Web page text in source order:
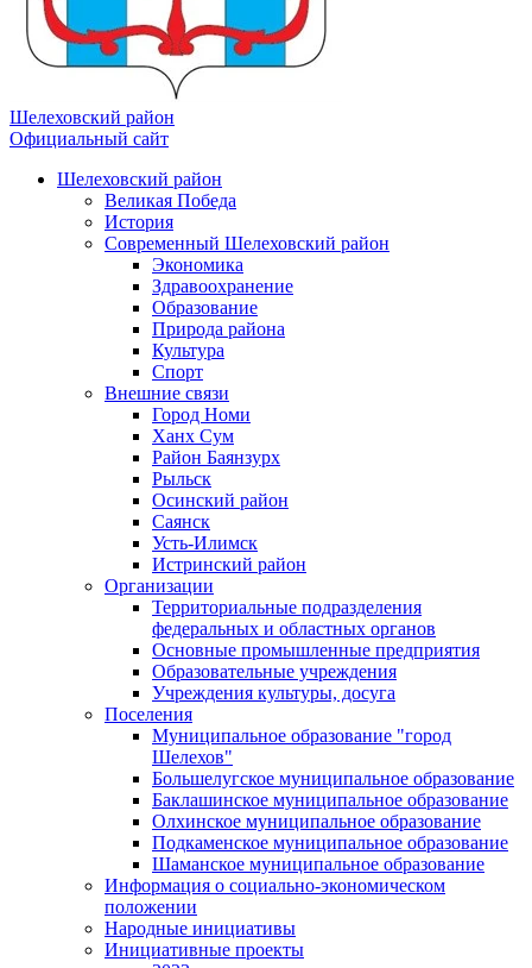
Шелеховский район
Официальный сайт
Шелеховский район
Великая Победа
История
Современный Шелеховский район
Экономика
Здравоохранение
Образование
Природа района
Культура
Спорт
Внешние связи
Город Номи
Ханх Сум
Район Баянзурх
Рыльск
Осинский район
Саянск
Усть-Илимск
Истринский район
Организации
Территориальные подразделения
федеральных и областных органов
Основные промышленные предприятия
Образовательные учреждения
Учреждения культуры, досуга
Поселения
Муниципальное образование "город
Шелехов"
Большелугское муниципальное образование
Баклашинское муниципальное образование
Олхинское муниципальное образование
Подкаменское муниципальное образование
Шаманское муниципальное образование
Информация о социально-экономическом
положении
Народные инициативы
Инициативные проекты